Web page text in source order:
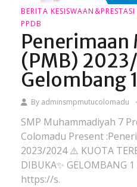
BERITA KESISWAAN&PRESTASI
PPDB
Penerimaan
(PMB)
Gelombang 1
By adminsmpmutucolomadu
SMP Muhammadiyah 7
Colomadu Present
2023/2024 ⚠️ KUOTA
DIBUKA✨ GELOMBANG
https://s.